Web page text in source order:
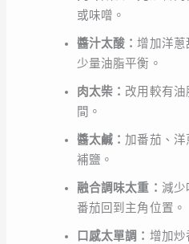
或味噌。
醬汁太酸：增加洋蔥
少量油脂平衡。
肉太柴： 改用較有
間。
醬太鹹：加番茄、洋
補鹽。
融合調味太重： 減少
番茄回到主角位置。
口感太單調： 增加炒